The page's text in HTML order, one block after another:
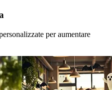
per aumentare